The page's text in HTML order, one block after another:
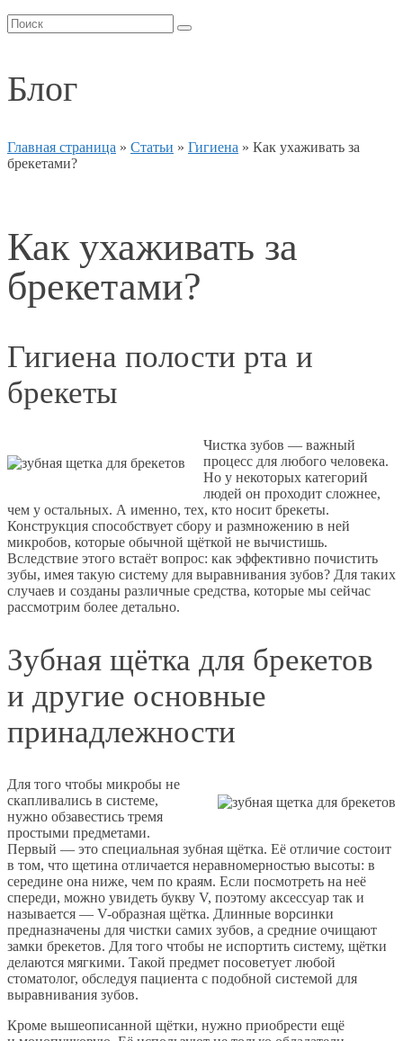
Блог
Главная страница » Статьи » Гигиена » Как ухаживать за
брекетами?
Как ухаживать за
брекетами?
Гигиена полости рта и
брекеты
Чистка зубов — важный
процесс для любого человека.
Но у некоторых категорий
людей он проходит сложнее,
чем у остальных. А именно, тех, кто носит брекеты.
Конструкция способствует сбору и размножению в ней
микробов, которые обычной щёткой не вычистишь.
Вследствие этого встаёт вопрос: как эффективно почистить
зубы, имея такую систему для выравнивания зубов? Для таких
случаев и созданы различные средства, которые мы сейчас
рассмотрим более детально.
Зубная щётка для брекетов
и другие основные
принадлежности
Для того чтобы микробы не
скапливались в системе,
нужно обзавестись тремя
простыми предметами.
Первый — это специальная зубная щётка. Её отличие состоит
в том, что щетина отличается неравномерностью высоты: в
середине она ниже, чем по краям. Если посмотреть на неё
спереди, можно увидеть букву V, поэтому аксессуар так и
называется — V-образная щётка. Длинные ворсинки
предназначены для чистки самих зубов, а средние очищают
замки брекетов. Для того чтобы не испортить систему, щётки
делаются мягкими. Такой предмет посоветует любой
стоматолог, обследуя пациента с подобной системой для
выравнивания зубов.
Кроме вышеописанной щётки, нужно приобрести ещё